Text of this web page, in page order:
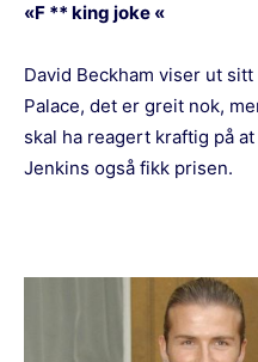
«F ** king joke «
David Beckham viser ut
Palace, det er greit nok,
skal ha reagert kraftig på
Jenkins også fikk prisen.